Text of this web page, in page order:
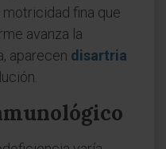
fina que
avanza la
aparecen disartria